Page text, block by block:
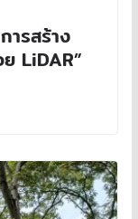
ารสร้าง
LiDAR”